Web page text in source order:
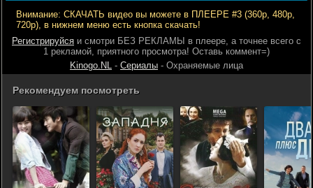
Внимание: СКАЧАТЬ видео вы можете в ПЛЕЕРЕ #3 (360р, 480р,
720р), в нижнем меню есть кнопка скачать!
Регистрируйся и смотри БЕЗ РЕКЛАМЫ в плеере, а точнее всего с
1 рекламой, приятного просмотра! Оставь коммент=)
Kinogo.NL - Сериалы - Охраняемые лица
Рекомендуем посмотреть